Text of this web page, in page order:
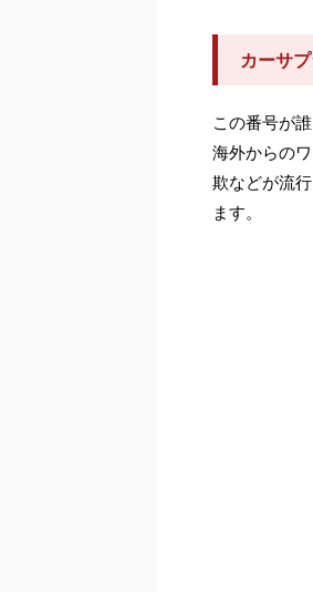
カーサ
この番号が
海外からの
欺などが流
ます。